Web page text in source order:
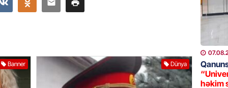
Banner Dünya
ŞOU-
GÜNDƏM
18 il
həkim